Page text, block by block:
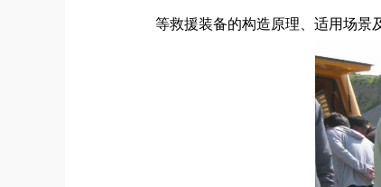
等救援装备的构造原理、适用场景